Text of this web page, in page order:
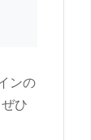
ンの
ひ